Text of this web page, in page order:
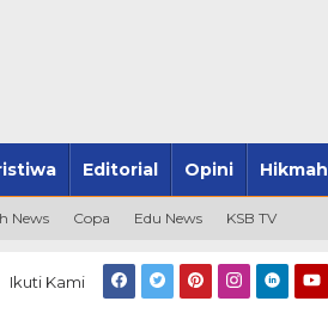
Editorial Opini Hikmah
News Copa Edu News KSB TV
Ikuti Kami